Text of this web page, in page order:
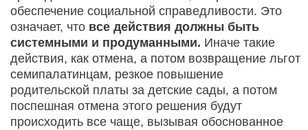
обеспечение социальной справедливости. Это
означает, что все действия должны быть
системными и продуманными. Иначе такие
действия, как отмена, а потом возвращение льгот
семипалатинцам, резкое повышение
родительской платы за детские сады, а потом
поспешная отмена этого решения будут
происходить все чаще, вызывая обоснованное